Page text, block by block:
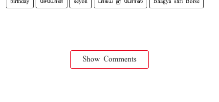
Show Comments